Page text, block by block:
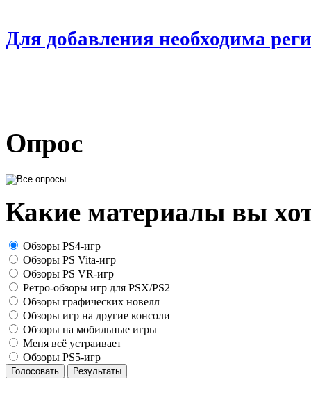
Для добавления необходима
Опрос
Какие материалы вы
Обзоры PS4-игр
Обзоры PS Vita-игр
Обзоры PS VR-игр
Ретро-обзоры игр для PSX/PS2
Обзоры графических новелл
Обзоры игр на другие консоли
Обзоры на мобильные игры
Меня всё устраивает
Обзоры PS5-игр
Голосовать Результаты